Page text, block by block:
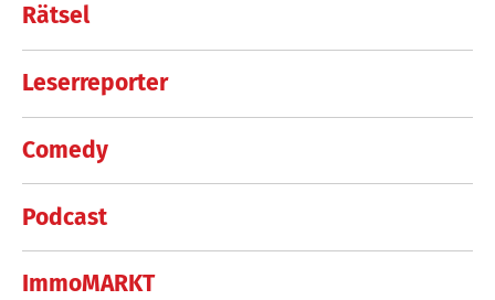
Rätsel
Leserreporter
Comedy
Podcast
ImmoMARKT